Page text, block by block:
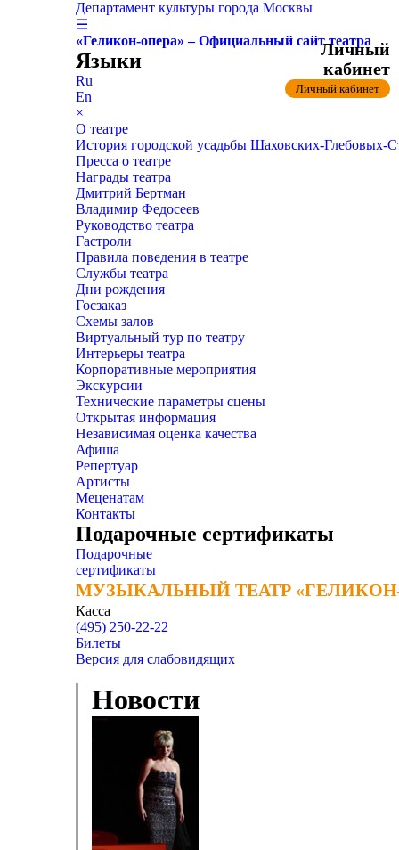
Департамент культуры города Москвы
☰
«Геликон-опера» – Официальный сайт театра
Языки
Ru
En
×
О театре
История городской усадьбы Шаховских-
Пресса о театре
Награды театра
Дмитрий Бертман
Владимир Федосеев
Руководство театра
Гастроли
Правила поведения в театре
Службы театра
Дни рождения
Госзаказ
Схемы залов
Виртуальный тур по театру
Интерьеры театра
Корпоративные мероприятия
Экскурсии
Технические параметры сцены
Открытая информация
Независимая оценка качества
Афиша
Репертуар
Артисты
Меценатам
Контакты
Подарочные сертификаты
Подарочные
сертификаты
МУЗЫКАЛЬНЫЙ ТЕАТР
МУЗЫКАЛЬНЫЙ ТЕАТР
Касса
(495) 250-22-22
Личный
кабинет
Личный кабинет
Билеты
Версия для слабовидящих
Новости